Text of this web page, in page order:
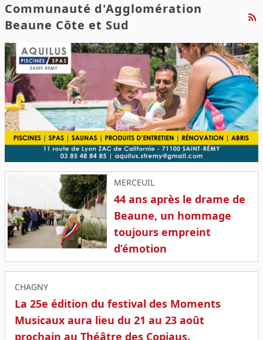
Communauté d'Agglomération
Beaune Côte et Sud
MERCEUIL
44 ans après le drame de
Beaune, un hommage
toujours empreint
d’émotion
CHAGNY
La 25e édition du festival des Moments
Musicaux aura lieu du 21 au 23 août
prochain au Théâtre des Copiaus.